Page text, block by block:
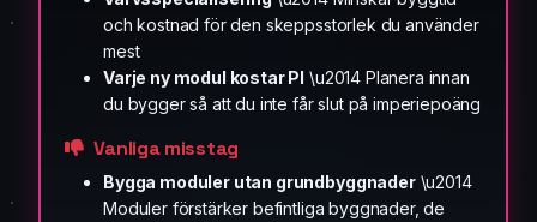
och kostnad för den skeppsstorlek du använder
mest
Varje ny modul kostar PI \u2014 Planera innan
du bygger så att du inte får slut på imperiepoäng
Vanliga misstag
Bygga moduler utan grundbyggnader\u2014
Moduler förstärker befintliga byggnader, de